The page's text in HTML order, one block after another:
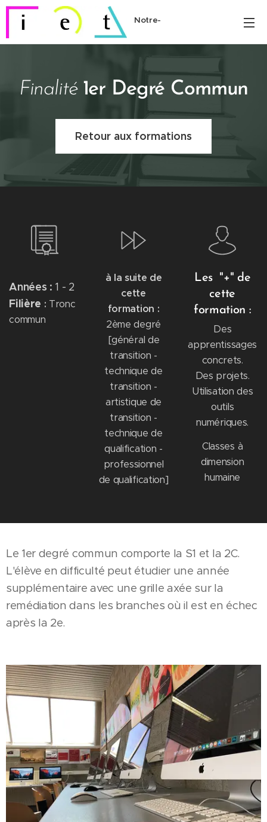
Notre-
Finalité 1er Degré Commun
Retour aux formations
Années : 1 - 2
Filière : Tronc
commun
à la suite de
cette
formation :
2ème degré
[général de
transition -
technique de
transition -
artistique de
transition -
technique de
qualification -
professionnel
de qualification]
Les "+" de
cette
formation :
Des
apprentissages
concrets.
Des projets.
Utilisation des
outils
numériques.
Classes à
dimension
humaine
Le 1er degré commun comporte la S1 et la 2C.
L'élève en difficulté peut étudier une année
supplémentaire avec une grille axée sur la
remédiation dans les branches où il est en échec
après la 2e.